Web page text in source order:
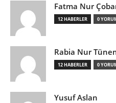
Fatma Nur
12 HABERLER 0
Rabia Nur
12 HABERLER 0
Yusuf Aslan